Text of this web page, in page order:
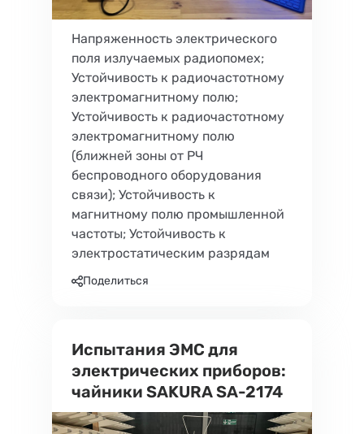
Напряженность электрического
поля излучаемых радиопомех;
Устойчивость к радиочастотному
электромагнитному полю;
Устойчивость к радиочастотному
электромагнитному полю
(ближней зоны от РЧ
беспроводного оборудования
связи); Устойчивость к
магнитному полю промышленной
частоты; Устойчивость к
электростатическим разрядам
Поделиться
Испытания ЭМС для
электрических приборов:
чайники SAKURA SA-2174